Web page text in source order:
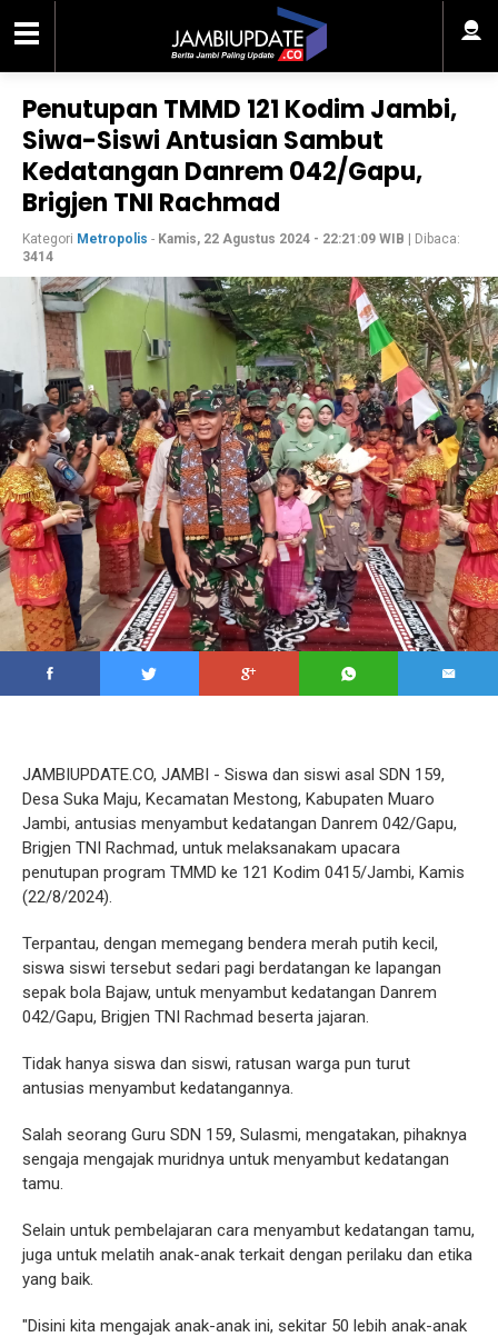
Penutupan TMMD 121 Kodim Jambi,
Siwa-Siswi Antusian Sambut
Kedatangan Danrem 042/Gapu,
Brigjen TNI Rachmad
Kategori Metropolis - Kamis, 22 Agustus 2024 - 22:21:09 WIB | Dibaca:
3414
JAMBIUPDATE.CO, JAMBI - Siswa dan siswi asal SDN 159,
Desa Suka Maju, Kecamatan Mestong, Kabupaten Muaro
Jambi, antusias menyambut kedatangan Danrem 042/Gapu,
Brigjen TNI Rachmad, untuk melaksanakam upacara
penutupan program TMMD ke 121 Kodim 0415/Jambi, Kamis
(22/8/2024).
Terpantau, dengan memegang bendera merah putih kecil,
siswa siswi tersebut sedari pagi berdatangan ke lapangan
sepak bola Bajaw, untuk menyambut kedatangan Danrem
042/Gapu, Brigjen TNI Rachmad beserta jajaran.
Tidak hanya siswa dan siswi, ratusan warga pun turut
antusias menyambut kedatangannya.
Salah seorang Guru SDN 159, Sulasmi, mengatakan, pihaknya
sengaja mengajak muridnya untuk menyambut kedatangan
tamu.
Selain untuk pembelajaran cara menyambut kedatangan tamu,
juga untuk melatih anak-anak terkait dengan perilaku dan etika
yang baik.
"Disini kita mengajak anak-anak ini, sekitar 50 lebih anak-anak